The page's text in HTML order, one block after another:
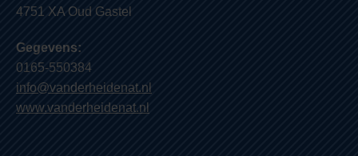
4751 XA Oud Gastel
Gegevens:
0165-550384
info@vanderheidenat.nl
www.vanderheidenat.nl